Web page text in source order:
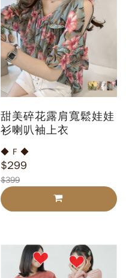
甜美碎花露肩寬鬆娃娃
衫喇叭袖上衣
◆ F ◆
$299
$399